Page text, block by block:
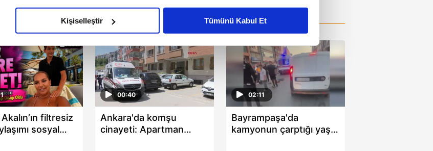
İnternet Sitemizde kendimize ve üçüncü kişilere ait çerezler kullanılmaktadır. Bu
işlenmekte olup gerekli olan çerezler bilgi toplumu hizmetlerinin sunulması
sitemizin daha işlevsel kılınması ve kişiselleştirilmesi ve sizlere yönelik
amaçlarıyla sınırlı olarak açık rızanız dahilinde kullanılacaktır.
alan panel vasıtasıyla belirleyebilirsiniz. Çerezlere ilişkin detaylı bilgi için Ayarlar
Metnimiziziyaret edebilirsiniz.
Kişiselleştir Tümünü Kabul Et
filtresiz
sosyal
00:40
Ankara'da komşu
cinayeti: Apartman
02:11
Bayrampaşa'da
kamyonun çarptığı yaşlı